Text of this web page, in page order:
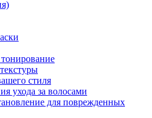
стиля
ухода за волосами
для поврежденных